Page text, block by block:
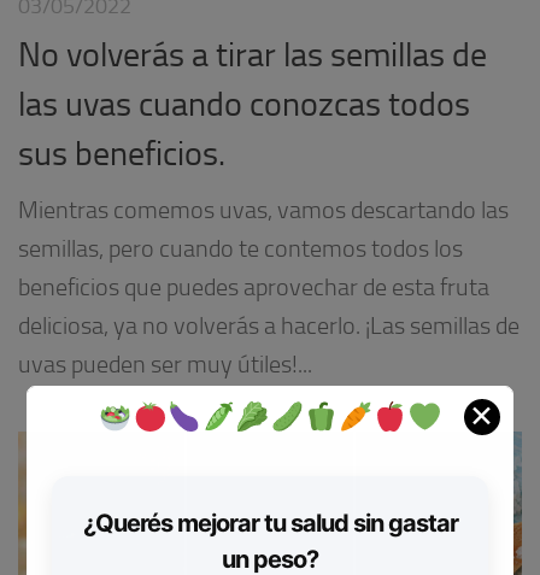
03/05/2022
No volverás a tirar las semillas de
las uvas cuando conozcas todos
sus beneficios.
Mientras comemos uvas, vamos descartando las
semillas, pero cuando te contemos todos los
beneficios que puedes aprovechar de esta fruta
deliciosa, ya no volverás a hacerlo. ¡Las semillas de
uvas pueden ser muy útiles!...
✕
¿Querés mejorar tu salud sin gastar
un peso?